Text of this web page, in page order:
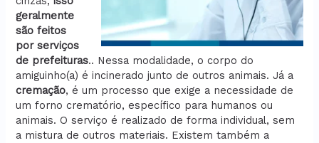
geralmente
são feitos
por serviços
de prefeituras.. Nessa modalidade, o corpo do
amiguinho(a) é incinerado junto de outros animais. Já a
cremação, é um processo que exige a necessidade de
um forno crematório, específico para humanos ou
animais. O serviço é realizado de forma individual, sem
a mistura de outros materiais. Existem também a